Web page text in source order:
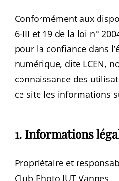
Conformément aux
6-III et 19 de la loi n°
pour la confiance dans
numérique, dite LCEN,
connaissance des
ce site les informations
1. Informations
Propriétaire et
Club Photo IUT Vannes